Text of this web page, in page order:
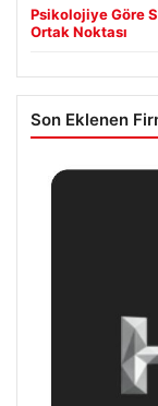
Psikolojiye Göre
Ortak Noktası
Son Eklenen